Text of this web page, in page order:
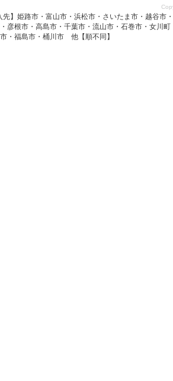
先】姫路市・富山市・浜松市・さいたま市・越谷
彦根市・高島市・千葉市・流山市・石巻市・女
・福島市・桶川市 他【順不同】